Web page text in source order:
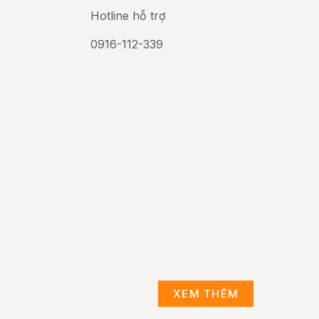
Hotline hỗ trợ
0916-112-339
XEM THÊM